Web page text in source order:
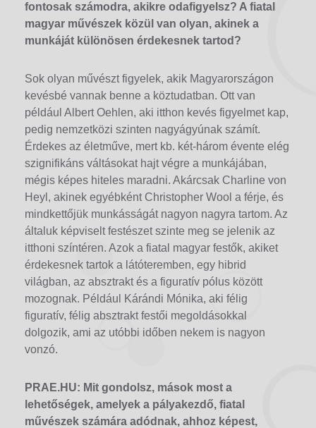
fontosak számodra, akikre odafigyelsz? A fiatal
magyar művészek közül van olyan, akinek a
munkáját különösen érdekesnek tartod?
Sok olyan művészt figyelek, akik Magyarországon
kevésbé vannak benne a köztudatban. Ott van
például Albert Oehlen, aki itthon kevés figyelmet kap,
pedig nemzetközi szinten nagyágyúnak számít.
Érdekes az életműve, mert kb. két-három évente elég
szignifikáns váltásokat hajt végre a munkájában,
mégis képes hiteles maradni. Akárcsak Charline von
Heyl, akinek egyébként Christopher Wool a férje, és
mindkettőjük munkásságát nagyon nagyra tartom. Az
általuk képviselt festészet szinte meg se jelenik az
itthoni színtéren. Azok a fiatal magyar festők, akiket
érdekesnek tartok a látóteremben, egy hibrid
világban, az absztrakt és a figuratív pólus között
mozognak. Például Kárándi Mónika, aki félig
figuratív, félig absztrakt festői megoldásokkal
dolgozik, ami az utóbbi időben nekem is nagyon
vonzó.
PRAE.HU: Mit gondolsz, mások most a
lehetőségek, amelyek a pályakezdő, fiatal
művészek számára adódnak, ahhoz képest,